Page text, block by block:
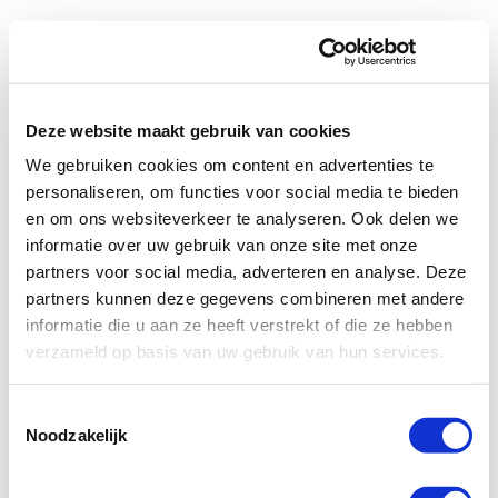
Deze website maakt gebruik van cookies
We gebruiken cookies om content en advertenties te
personaliseren, om functies voor social media te bieden
en om ons websiteverkeer te analyseren. Ook delen we
informatie over uw gebruik van onze site met onze
partners voor social media, adverteren en analyse. Deze
partners kunnen deze gegevens combineren met andere
informatie die u aan ze heeft verstrekt of die ze hebben
verzameld op basis van uw gebruik van hun services.
Noodzakelijk